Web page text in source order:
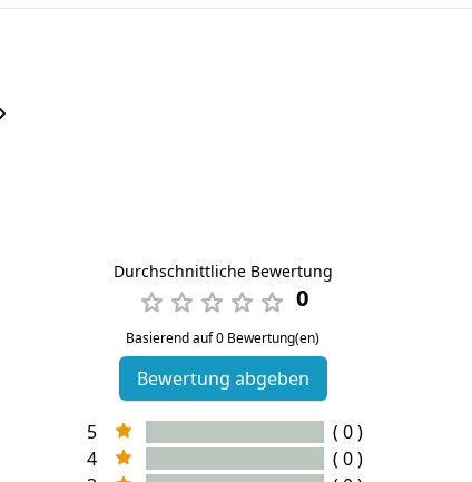
Durchschnittliche Bewertung
0
Basierend auf 0 Bewertung(en)
Bewertung abgeben
5
( 0 )
4
( 0 )